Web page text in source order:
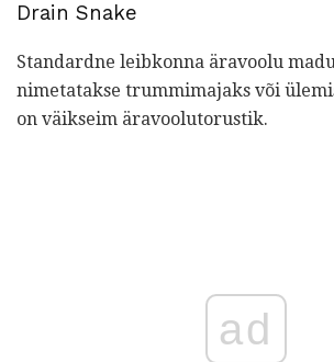
Drain Snake
Standardne leibkonna äravoolu
nimetatakse trummimajaks või
on väikseim äravoolutorustik.
ad